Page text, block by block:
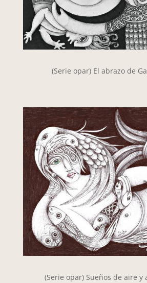
(Serie opar) El abrazo de
(Serie opar) Sueños de aire y